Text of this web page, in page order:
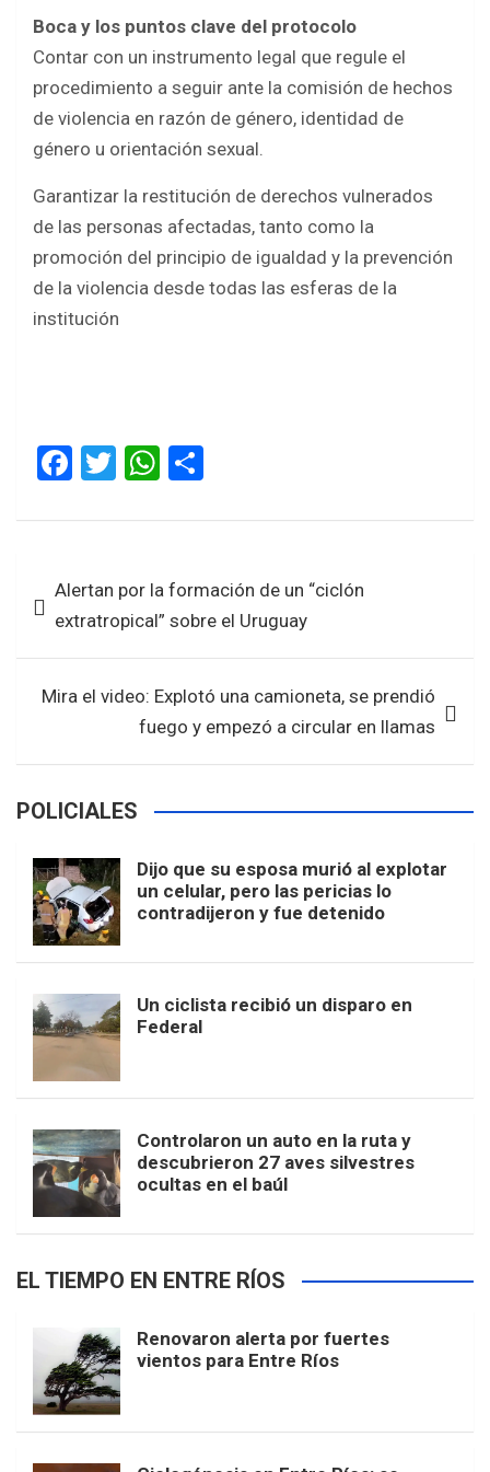
Boca y los puntos clave del protocolo
Contar con un instrumento legal que regule el
procedimiento a seguir ante la comisión de hechos
de violencia en razón de género, identidad de
género u orientación sexual.
Garantizar la restitución de derechos vulnerados
de las personas afectadas, tanto como la
promoción del principio de igualdad y la prevención
de la violencia desde todas las esferas de la
institución
F
ce
o
o
k
T
tt
W
at
A
p
p
ar
de
entradas
Alertan por la formación de un “ciclón
extratropical” sobre el Uruguay
Mira el video: Explotó una camioneta, se prendió
fuego y empezó a circular en llamas
POLICIALES
Dijo que su esposa murió al explotar
un celular, pero las pericias lo
contradijeron y fue detenido
Un ciclista recibió un disparo en
Federal
Controlaron un auto en la ruta y
descubrieron 27 aves silvestres
ocultas en el baúl
EL TIEMPO EN ENTRE RÍOS
Renovaron alerta por fuertes
vientos para Entre Ríos